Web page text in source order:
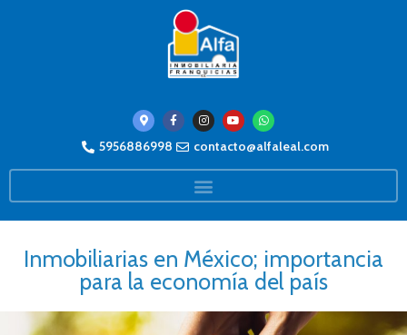
5956886998 contacto@alfaleal.com
Inmobiliarias en México; importancia
para la economía del país